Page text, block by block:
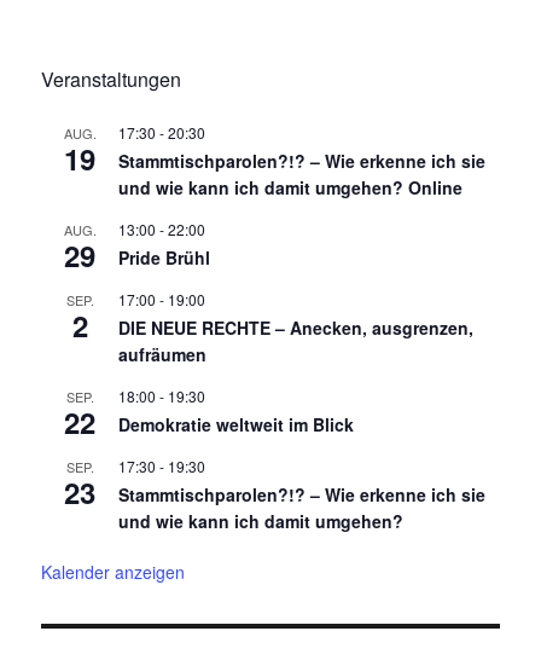
Veranstaltungen
AUG.
19
17:30 -20:30
Stammtischparolen?!? – Wie erkenne ich sie
und wie kann ich damit umgehen? Online
AUG.
29
13:00 -22:00
Pride Brühl
SEP.
2
17:00 - 19:00
DIE NEUE RECHTE – Anecken, ausgrenzen,
aufräumen
SEP.
22
18:00 - 19:30
Demokratie weltweit im Blick
SEP.
23
17:30 - 19:30
Stammtischparolen?!? – Wie erkenne ich sie
und wie kann ich damit umgehen?
Kalender anzeigen